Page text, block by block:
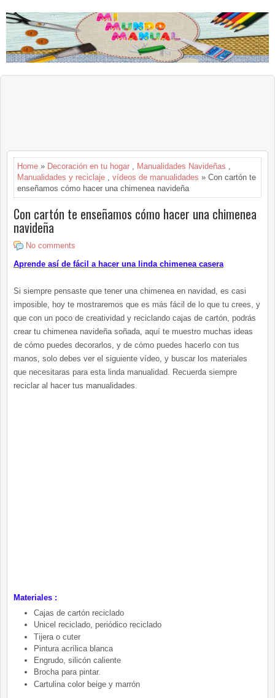
Home » Decoración en tu hogar Manualidades Navideñas
Manualidades y reciclaje
vídeos de manualidades » Con cartón te
enseñamos cómo hacer una chimenea navideña
Con cartón te enseñamos cómo hacer una chimenea
navideña
No comments
Aprende así de fácil a hacer una linda chimenea casera
Si siempre pensaste que tener una chimenea en navidad, es casi
imposible, hoy te mostraremos que es más fácil de lo que tu crees, y
que con un poco de creatividad y reciclando cajas de cartón, podrás
crear tu chimenea navideña soñada, aquí te muestro muchas ideas
de cómo puedes decorarlos, y de cómo puedes hacerlo con tus
manos, solo debes ver el siguiente vídeo, y buscar los materiales
que necesitaras para esta linda manualidad. Recuerda siempre
reciclar al hacer tus manualidades.
Materiales :
Cajas de cartón reciclado
Unicel reciclado, periódico reciclado
Tijera o cuter
Pintura acrílica blanca
Engrudo, silicón caliente
Brocha para pintar.
Cartulina color beige y marrón